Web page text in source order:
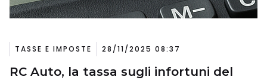
TASSE E IMPOSTE 28/11/2025 08:37
RC Auto, la tassa sugli infortuni del